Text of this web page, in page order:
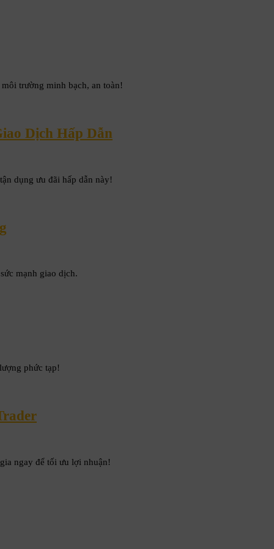
trường minh bạch, an toàn!
Dịch Hấp Dẫn
dụng ưu đãi hấp dẫn này!
mạnh giao dịch.
phức tạp!
ngay để tối ưu lợi nhuận!